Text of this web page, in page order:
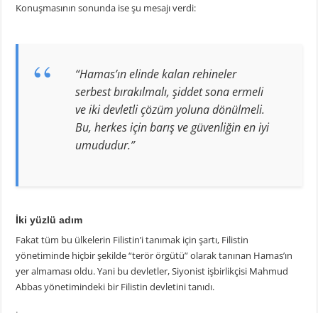
Konuşmasının sonunda ise şu mesajı verdi:
“Hamas’ın elinde kalan rehineler
serbest bırakılmalı, şiddet sona ermeli
ve iki devletli çözüm yoluna dönülmeli.
Bu, herkes için barış ve güvenliğin en iyi
umududur.”
İki yüzlü adım
Fakat tüm bu ülkelerin Filistin’i tanımak için şartı, Filistin
yönetiminde hiçbir şekilde “terör örgütü” olarak tanınan Hamas’ın
yer almaması oldu. Yani bu devletler, Siyonist işbirlikçisi Mahmud
Abbas yönetimindeki bir Filistin devletini tanıdı.